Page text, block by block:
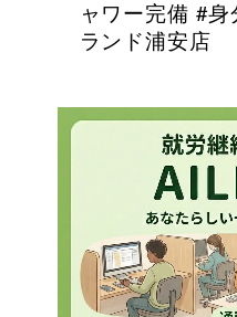
ャワー完備 #
ランド浦安店